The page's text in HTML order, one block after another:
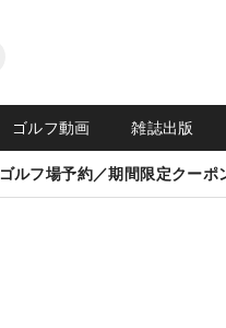
ゴルフ動画 雑誌出版
ゴルフ場予約／期間限定クーポ